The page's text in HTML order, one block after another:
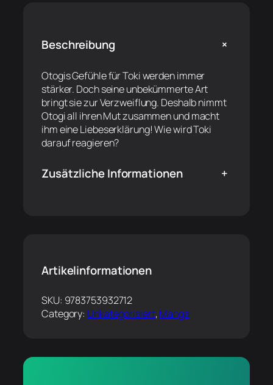
Beschreibung +
Otogis Gefühle für Toki werden immer
stärker. Doch seine unbekümmerte Art
bringt sie zur Verzweiflung. Deshalb nimmt
Otogi all ihren Mut zusammen und macht
ihm eine Liebeserklärung! Wie wird Toki
darauf reagieren?
Zusätzliche Informationen +
Artikelinformationen
SKU: 9783753932712
Category: Unkategorisiert, Manga